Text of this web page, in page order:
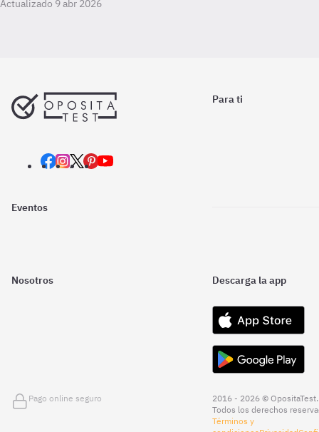
Actualizado 9 abr 2026
Para ti
Eventos
Nosotros Descarga la app
Pago online seguro
2016 - 2026 © OpositaTest.
Todos los derechos
Términos y